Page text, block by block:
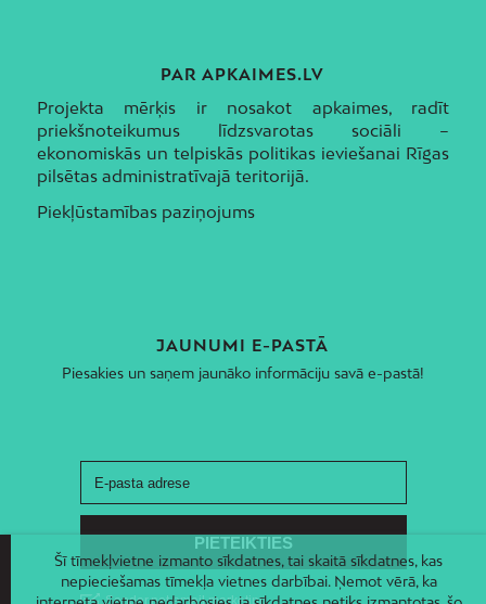
PAR APKAIMES.LV
Projekta mērķis ir nosakot apkaimes, radīt
priekšnoteikumus līdzsvarotas sociāli –
ekonomiskās un telpiskās politikas ieviešanai Rīgas
pilsētas administratīvajā teritorijā.
Piekļūstamības paziņojums
JAUNUMI E-PASTĀ
Piesakies un saņem jaunāko informāciju savā e-pastā!
Šī tīmekļvietne izmanto sīkdatnes, tai skaitā sīkdatnes, kas
nepieciešamas tīmekļa vietnes darbībai. Ņemot vērā, ka